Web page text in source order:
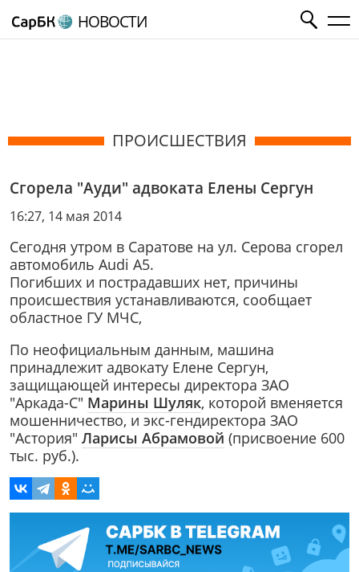
НОВОСТИ
ПРОИСШЕСТВИЯ
Сгорела "Ауди" адвоката Елены Сергун
16:27, 14 мая 2014
Сегодня утром в Саратове на ул. Серова сгорел
автомобиль Audi A5.
Погибших и пострадавших нет, причины
происшествия устанавливаются, сообщает
областное ГУ МЧС,
По неофициальным данным, машина
принадлежит адвокату Елене Сергун,
защищающей интересы директора ЗАО
"Аркада-С" Марины Шуляк, которой вменяется
мошенничество, и экс-гендиректора ЗАО
"Астория" Ларисы Абрамовой (присвоение 600
тыс. руб.).